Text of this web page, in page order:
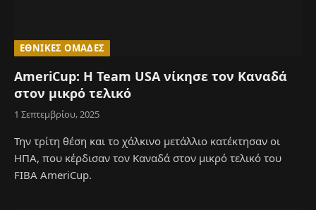
ΕΘΝΙΚΈΣ ΟΜΆΔΕΣ
AmeriCup: Η Team USA νίκησε τον Καναδά
στον μικρό τελικό
1 Σεπτεμβρίου, 2025
Την τρίτη θέση και το χάλκινο μετάλλιο κατέκτησαν οι
ΗΠΑ, που κέρδισαν τον Καναδά στον μικρό τελικό του
FIBA AmeriCup.